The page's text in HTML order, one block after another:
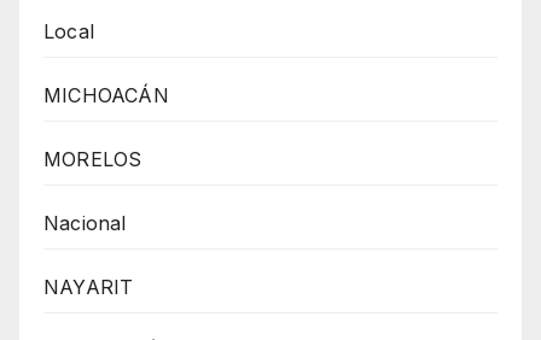
Local
MICHOACÁN
MORELOS
Nacional
NAYARIT